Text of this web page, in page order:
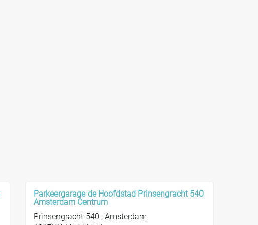
Parkeergarage de Hoofdstad Prinsengracht 540
Amsterdam Centrum
Prinsengracht 540 , Amsterdam